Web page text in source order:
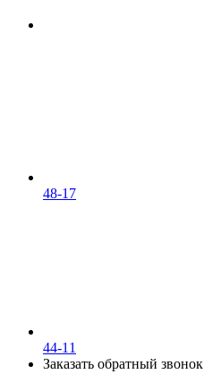
48-17
44-11
Заказать обратный звонок